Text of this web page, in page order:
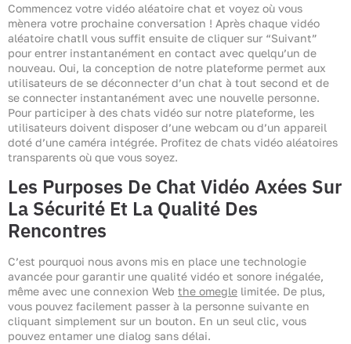
Commencez votre vidéo aléatoire chat et voyez où vous
mènera votre prochaine conversation ! Après chaque vidéo
aléatoire chatIl vous suffit ensuite de cliquer sur “Suivant”
pour entrer instantanément en contact avec quelqu’un de
nouveau. Oui, la conception de notre plateforme permet aux
utilisateurs de se déconnecter d’un chat à tout second et de
se connecter instantanément avec une nouvelle personne.
Pour participer à des chats vidéo sur notre plateforme, les
utilisateurs doivent disposer d’une webcam ou d’un appareil
doté d’une caméra intégrée. Profitez de chats vidéo aléatoires
transparents où que vous soyez.
Les Purposes De Chat Vidéo Axées Sur
La Sécurité Et La Qualité Des
Rencontres
C’est pourquoi nous avons mis en place une technologie
avancée pour garantir une qualité vidéo et sonore inégalée,
même avec une connexion Web the omegle limitée. De plus,
vous pouvez facilement passer à la personne suivante en
cliquant simplement sur un bouton. En un seul clic, vous
pouvez entamer une dialog sans délai.